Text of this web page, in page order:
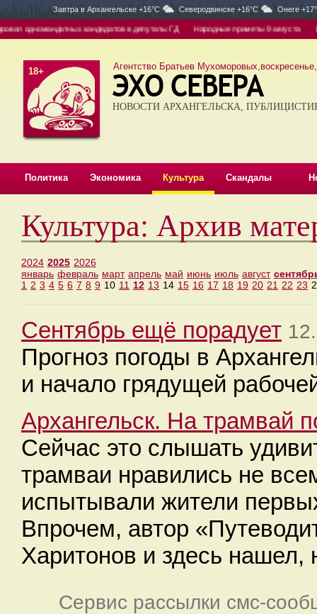
Завтра в Архангельске +16°C Северодвинске +16°C Онеге
одномандатных кандидатов в депутаты ГД Народные приметы 9 августа
18+ Агентство Братьев
НОВОСТИ АРХАНГЕЛЬСКА,
Политика Экономика Культура Скандалы
Культура: Архив
2024 2025 2026
январь февраль март апрель май июнь июль август
1 2 3 4 5 6 7 8 9 10 11 12 13 14 15 16 17 18 19 20 21 22 23
Сентябрь ещё порадует
Прогноз погоды в
и начало грядущей
Архангельск. На трамвай
Сейчас это слышать
трамваи нравились не
испытывали жители
Впрочем, автор
Харитонов и здесь
Сервис рассылки смс-